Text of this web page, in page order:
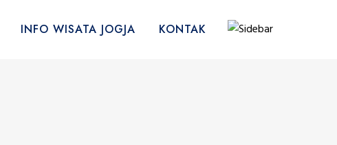
INFO WISATA JOGJA KONTAK